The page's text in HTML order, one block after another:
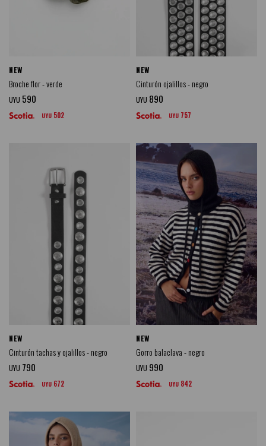
NEW
Broche flor - verde
UYU 590
UYU 502
NEW
Cinturón ojalillos - negro
UYU 890
UYU 757
NEW
Cinturón tachas y ojalillos - negro
UYU 790
UYU 672
NEW
Gorro balaclava - negro
UYU 990
UYU 842